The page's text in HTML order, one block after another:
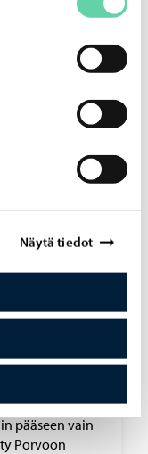
Näytä tiedot
Holken).
15 km. Reitin
ja
pääseen vain
Porvoon